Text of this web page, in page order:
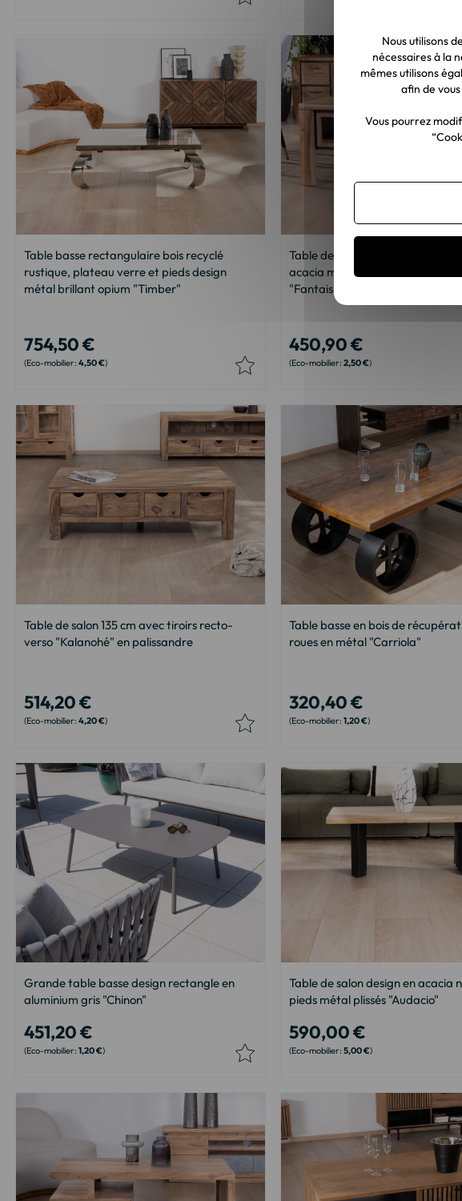
Table basse rectangulaire bois recyclé
rustique, plateau verre et pieds design
métal brillant opium "Timber"
754,50 €
4,50 €
Table de salon rectangulaire
acacia massif avec tiroirs et
"Fantaisie" 110cm
450,90 €
2,50 €
Table de salon 135 cm avec tiroirs recto-
verso "Kalanohé" en palissandre
514,20 €
4,20 €
Table basse en bois de
roues en métal "Carriola"
320,40 €
1,20 €
Grande table basse design rectangle en
aluminium gris "Chinon"
451,20 €
1,20 €
Table de salon design en acacia
pieds métal plissés "Audacio"
590,00 €
5,00 €
Nous utilisons
nécessaires à la
mêmes utilisons
afin de
Vous pourrez